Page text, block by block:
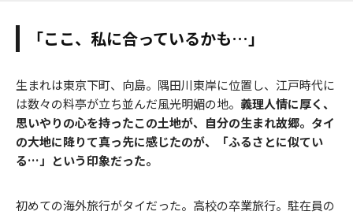
「ここ、私に合っているかも…」
生まれは東京下町、向島。隅田川東岸に位置し、江戸時代に
は数々の料亭が立ち並んだ風光明媚の地。 義理人情に厚く、
思いやりの心を持ったこの土地が、自分の生まれ故郷。タイ
の大地に降りて真っ先に感じたのが、「ふるさとに似てい
る…」という印象だった。
初めての海外旅行がタイだった。高校の卒業旅行。駐在員の